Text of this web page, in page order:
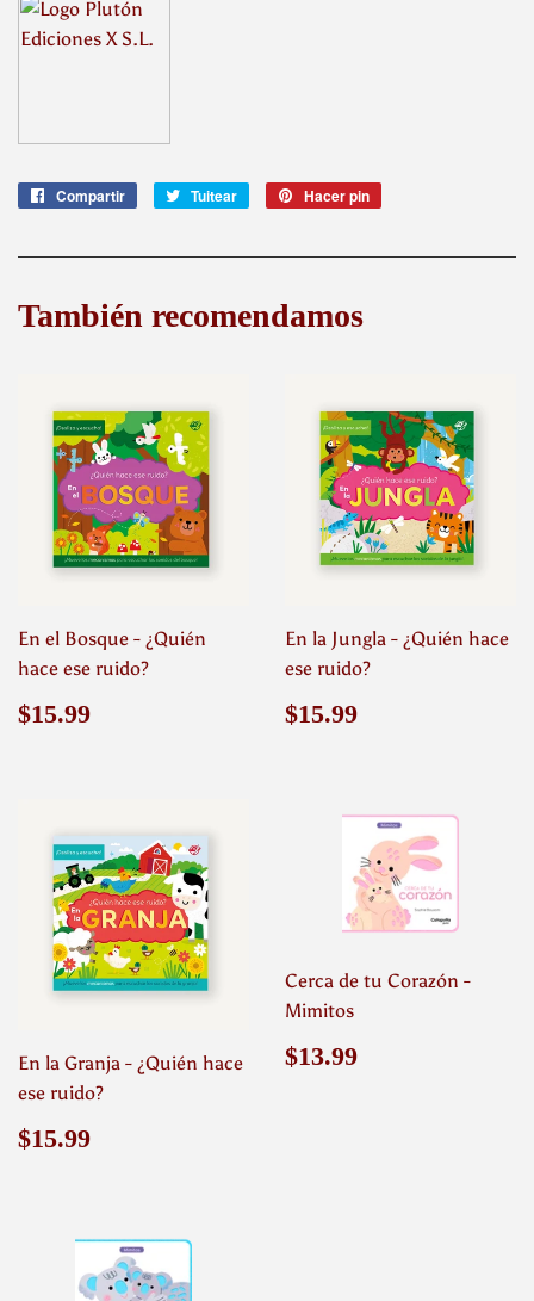
Compartir
CompartirTuitear
Tuitear Hacer pin
También recomendamos
En el Bosque - ¿Quién
hace ese ruido?
Precio
$15.99
En la Jungla - ¿Quién hace
ese ruido?
Precio
$15.99
En la Granja - ¿Quién hace
ese ruido?
Precio
$15.99
Cerca de tu Corazón -
Mimitos
Precio
$13.99